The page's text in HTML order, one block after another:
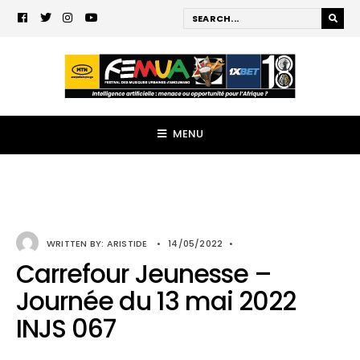
MENU
WRITTEN BY: ARISTIDE • 14/05/2022 •
Carrefour Jeunesse –
Journée du 13 mai 2022
INJS 067